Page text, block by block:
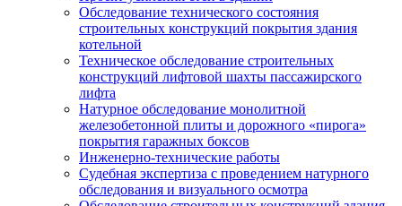
Обследование технического состояния
строительных конструкций покрытия здания
котельной
Техническое обследование строительных
конструкций лифтовой шахты пассажирского
лифта
Натурное обследование монолитной
железобетонной плиты и дорожного «пирога»
покрытия гаражных боксов
Инженерно-технические работы
Судебная экспертиза с проведением натурного
обследования и визуального осмотра